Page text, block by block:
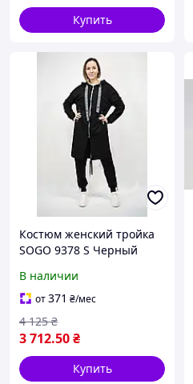
Купить
Костюм женский тройка
SOGO 9378 S Черный
брюки
В наличии
от371 ₴/мес
3 712.50₴
4 125 ₴
Купить